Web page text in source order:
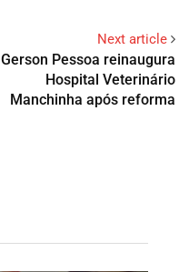
Next article
Gerson Pessoa reinaugura
Hospital Veterinário
Manchinha após reforma